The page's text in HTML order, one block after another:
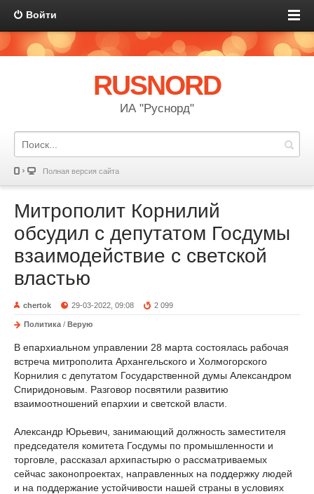
Войти
RUSNORD
ИА "Руснорд"
Полная версия сайта
Митрополит Корнилий
обсудил с депутатом Госдумы
взаимодействие с светской
властью
chertok 29-03-2022, 09:08 2 099
Политика / Верую
В епархиальном управлении 28 марта состоялась рабочая
встреча митрополита Архангельского и Холмогорского
Корнилия с депутатом Государственной думы Александром
Спиридоновым. Разговор посвятили развитию
взаимоотношений епархии и светской власти.
Александр Юрьевич, занимающий должность заместителя
председателя комитета Госдумы по промышленности и
торговле, рассказал архипастырю о рассматриваемых
сейчас законопроектах, направленных на поддержку людей
и на поддержание устойчивости нашей страны в условиях